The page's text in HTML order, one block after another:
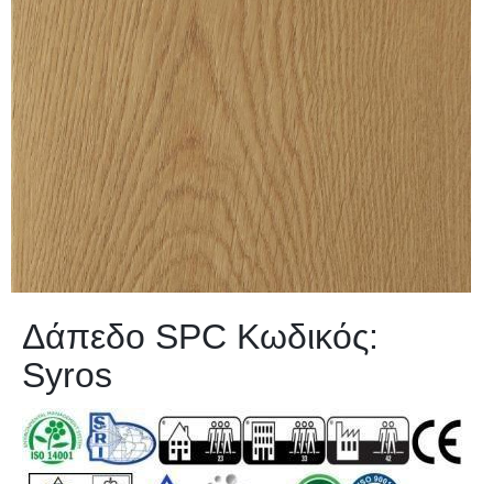
Δάπεδο SPC Κωδικός:
Syros